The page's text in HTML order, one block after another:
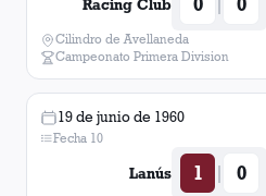
Racing Club
Cilindro de Avellaneda
Campeonato Primera Division
19 de junio de 1960
Fecha 10
Lanús 1 | 0